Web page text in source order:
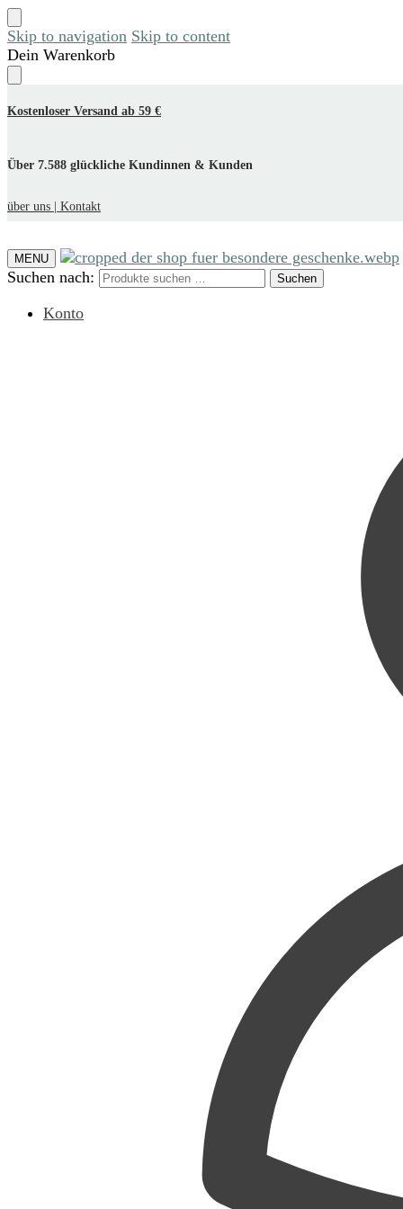
Skip to navigation Skip to content
Dein Warenkorb
Kostenloser Versand ab 59 €
Über 7.588 glückliche Kundinnen & Kunden
über uns | Kontakt
MENU
Suchen nach: Suchen
Konto